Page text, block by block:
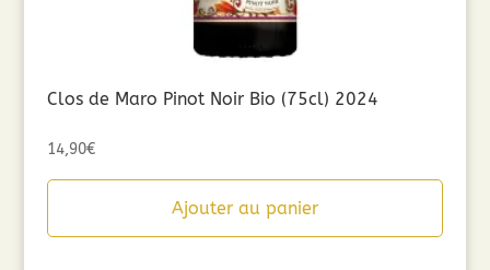
Clos de Maro Pinot Noir Bio (75cl) 2024
14,90€
Ajouter au panier